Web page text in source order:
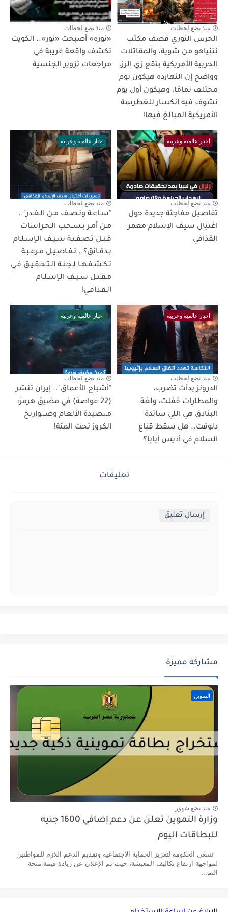
منذ بضع لحظات
الحرس الثوري قصف مكتب
نتنياهو من شوية، والمقاتلات
الحربية الأمريكية بتقع زي الرز،
وواضح إن النهارده هيكون يوم
مختلف تمامًا، وهيكون أول يوم
نشوف فيه انكسار للغطرسة
الأمريكية المبالغ فيها!
منذ بضع لحظات
«نوره» أصبحت «نور».. الكويت
تكشف واقعة غريبة في
مراجعات تزوير الجنسية
اخبار عالمية وعربية
منذ بضع لحظات
تفاصيل مفاجئة جديدة حول
اغتيال سيف الإسلام معمر
القذافي
اخبار عالمية وعربية
منذ بضع لحظات
"سـاعـة ونـصـف مـن الـغـدر"..
مـن أمـر بـسـحـب الـحـراسات
قـبـل تـصـفـيـة سـيـف الـإسـلـام
بـدقـائق؟.. تـفـاصـيـل مـرعـبـة
تـكـشـفـهـا لـجـنـة الـتـحـقـيـق فـي
مـقـتـل سـيـف الـإسـلـام
الـقـذافـي!
اخبار عالمية وعربية
منذ بضع لحظات
الدرونز بدأت تضرب،
والمطارات قفلت، ولغة
البنادق هي اللي سائدة
دلوقت.. هل سقط قناع
السلام في أديس أبابا؟
اخبار عالمية وعربية
منذ بضع لحظات
"أشباح الأعماق".. إيران تنشر
(22 غواصة) في مضيق هرمز:
مـ،ـصيدة الألغام وصـ،ـواريخ
الكروز تحت الميّة!
تعليقات
إرسال تعليق
مشاركة مميزة
التموين
منذ بضع شهور
وزارة التموين تعلن عن دعم إضافي 1600 جنيه
للبطاقات اليوم
تسعى الحكومة لتعزيز الحماية الاجتماعية وتقديم الدعم اللازم للمواطنين
لمواجهة ارتفاع تكاليف المعيشة، حيث تم الإعلان عن زيادة قيمة منحة
التم...